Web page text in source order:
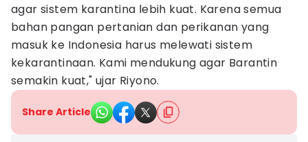
agar sistem karantina lebih kuat. Karena semua
bahan pangan pertanian dan perikanan yang
masuk ke Indonesia harus melewati sistem
kekarantinaan. Kami mendukung agar Barantin
semakin kuat," ujar Riyono.
Share Article